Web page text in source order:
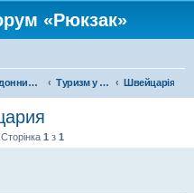
«Рюкзак»
Закордонний туризм Туризм у Європі Швейцарія
1 з 1